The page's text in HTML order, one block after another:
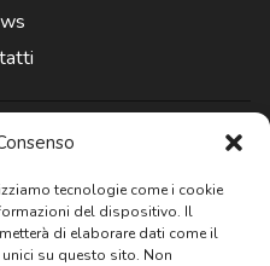
tecnologie come i cookie
del dispositivo. Il
di elaborare dati come il
su questo sito. Non